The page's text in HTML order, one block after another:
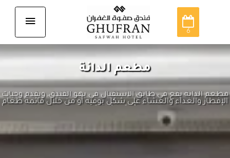
6
مطعم الدانة
مطعم الدانة يقع في طابق الاستقبال في بهو الفندق، ويقدم وجبات
الإفطار والغداء والعشاء على شكل بوفيه أو من خلال قائمة طعام